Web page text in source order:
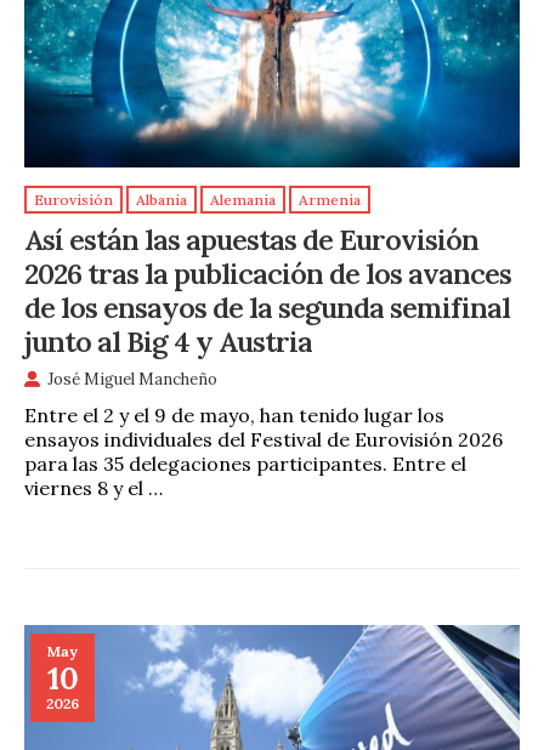
Eurovisión Albania Alemania Armenia
Así están las apuestas de Eurovisión
2026 tras la publicación de los avances
de los ensayos de la segunda semifinal
junto al Big 4 y Austria
José Miguel Mancheño
Entre el 2 y el 9 de mayo, han tenido lugar los
ensayos individuales del Festival de Eurovisión 2026
para las 35 delegaciones participantes. Entre el
viernes 8 y el …
May
10
2026